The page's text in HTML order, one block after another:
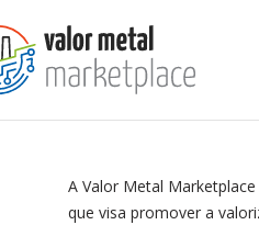
A Valor Metal
que visa promover a